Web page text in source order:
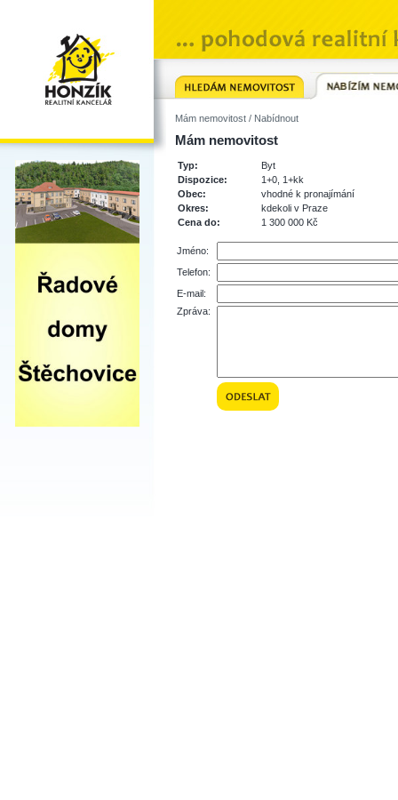
Mám nemovitost / Nabídnout
Mám nemovitost
Typ:
Byt
Dispozice:
1+0, 1+kk
Obec:
vhodné k pronajímání
Okres:
kdekoli v Praze
Cena do:
1 300 000 Kč
Jméno:
Telefon:
E-mail:
Zpráva: